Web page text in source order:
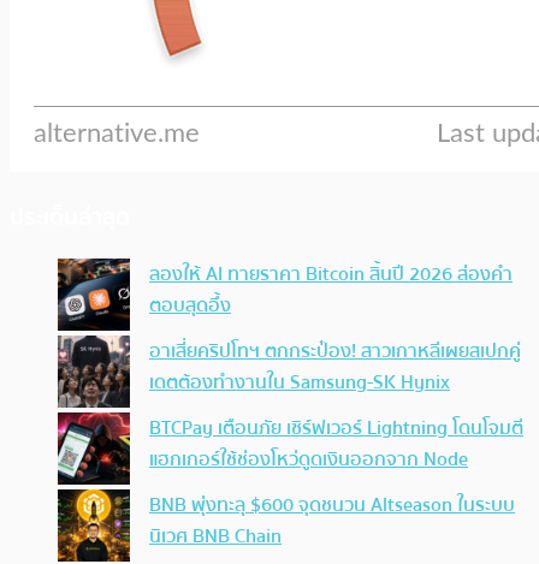
ลองให้ AI ทายราคา Bitcoin สิ้นปี 2026 ส่องคำ
ตอบสุดอึ้ง
อาเสี่ยคริปโทฯ ตกกระป๋อง! สาวเกาหลีเผยสเปกคู่
เดตต้องทำงานใน Samsung-SK Hynix
BTCPay เตือนภัย เซิร์ฟเวอร์ Lightning โดนโจมตี
แฮกเกอร์ใช้ช่องโหว่ดูดเงินออกจาก Node
BNB พุ่งทะลุ $600 จุดชนวน Altseason ในระบบ
นิเวศ BNB Chain